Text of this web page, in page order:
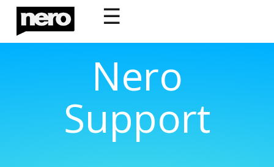
☰
Nero
Support